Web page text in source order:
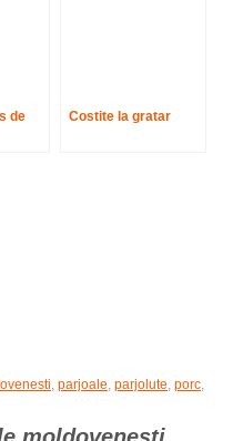
de
Costite la gratar
parjoale parjolute porc
moldovenesti